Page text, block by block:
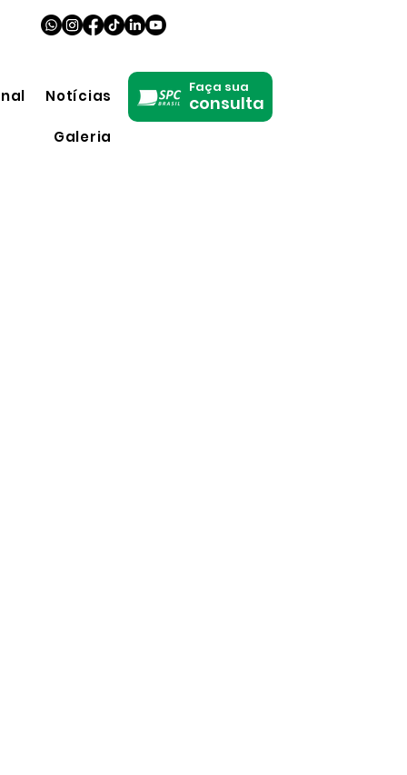
Notícias
Galeria
Faça sua
consulta